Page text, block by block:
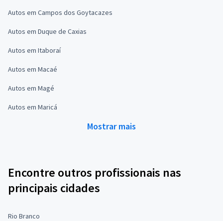
Autos em Campos dos Goytacazes
Autos em Duque de Caxias
Autos em Itaboraí
Autos em Macaé
Autos em Magé
Autos em Maricá
Mostrar mais
Encontre outros profissionais nas
principais cidades
Rio Branco